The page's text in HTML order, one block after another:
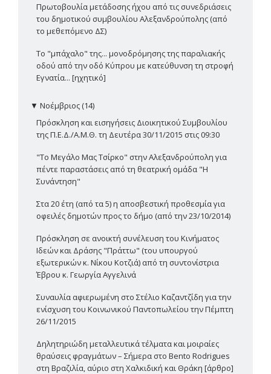
Πρωτοβουλία μετάδοσης ήχου από τις συνεδριάσεις
του δημοτικού συμβουλίου Αλεξανδρούπολης (από
το μεθεπόμενο ΔΣ)
Το "μπάχαλο" της... μονοδρόμησης της παραλιακής
οδού από την οδό Κύπρου με κατεύθυνση τη στροφή
Εγνατία... [ηχητικό]
▼ Νοέμβριος (14)
Πρόσκληση και εισηγήσεις Διοικητικού Συμβουλίου
της Π.Ε.Δ./Α.Μ.Θ. τη Δευτέρα 30/11/2015 στις 09:30
"Το Μεγάλο Μας Τσίρκο" στην Αλεξανδρούπολη για
πέντε παραστάσεις από τη θεατρική ομάδα "Η
Συνάντηση"
Στα 20 έτη (από τα 5) η αποσβεστική προθεσμία για
οφειλές δημοτών προς το δήμο (από την 23/10/2014)
Πρόσκληση σε ανοικτή συνέλευση του Κινήματος
Ιδεών και Δράσης "Πράττω" (του υπουργού
εξωτερικών κ. Νίκου Κοτζιά) από τη συντονίστρια
Έβρου κ. Γεωργία Αγγελινά
Συναυλία αφιερωμένη στο Στέλιο Καζαντζίδη για την
ενίσχυση του Κοινωνικού Παντοπωλείου την Πέμπτη
26/11/2015
Δηλητηριώδη μεταλλευτικά τέλματα και μοιραίες
θραύσεις φραγμάτων – Σήμερα στο Bento Rodrigues
στη Βραζιλία, αύριο στη Χαλκιδική και Θράκη [άρθρο]